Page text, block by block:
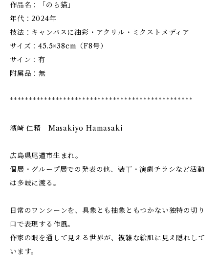
作品名：「のら猫」
年代：2024年
技法：キャンバスに油彩・アクリル・ミクストメディア
サイズ：45.5×38cm（F8号）
サイン：有
附属品：無
************************************************
濱崎 仁精 Masakiyo Hamasaki
広島県尾道市生まれ。
個展・グループ展での発表の他、装丁・演劇チラシなど活動
は多岐に渡る。
日常のワンシーンを、具象とも抽象ともつかない独特の切り
口で表現する作風。
作家の眼を通して見える世界が、複雑な絵肌に見え隠れして
います。